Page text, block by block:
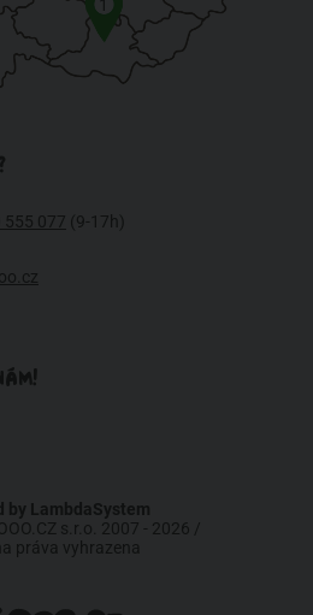
1
555 077 (9-17h)
by LambdaSystem
s.r.o. 2007 - 2026 /
práva vyhrazena